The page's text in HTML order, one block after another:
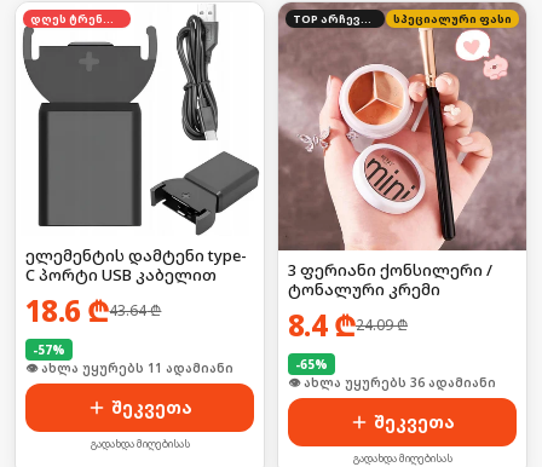
ელემენტის დამტენი type-
C პორტი USB კაბელით
18.6 ₾43.64₾
-57%
🛒 ბოლო 24სთ-ში იყიდა 17-მა
შეკვეთა
გადახდა მიღებისას
სპეციალური ფასი
3 ფერიანი ქონსილერი /
ტონალური კრემი
8.4₾24.09₾
-65%
🛒 ბოლო 24სთ-ში იყიდა 54-მა
შეკვეთა
გადახდა მიღებისას